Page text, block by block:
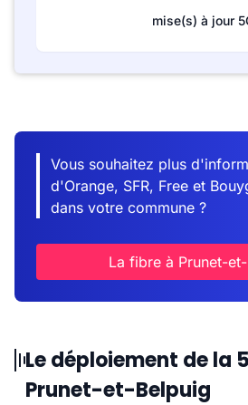
mise(s) à jour
Vous souhaitez plus
d'Orange, SFR, Free et
dans votre commune ?
La fibre à Prunet-
Le déploiement de la
Prunet-et-Belpuig